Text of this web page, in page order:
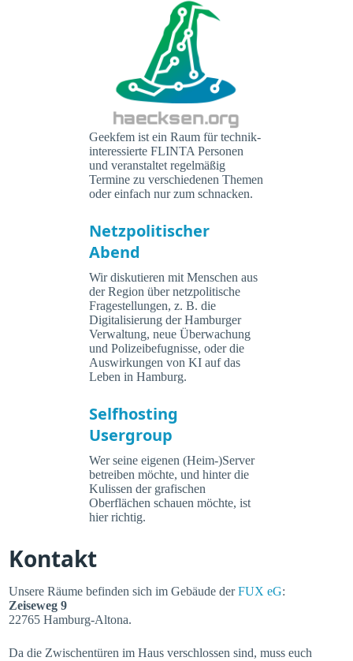
Geekfem ist ein Raum für technik-
interessierte FLINTA Personen
und veranstaltet regelmäßig
Termine zu verschiedenen Themen
oder einfach nur zum schnacken.
Netzpolitischer
Abend
Wir diskutieren mit Menschen aus
der Region über netzpolitische
Fragestellungen, z. B. die
Digitalisierung der Hamburger
Verwaltung, neue Überwachung
und Polizeibefugnisse, oder die
Auswirkungen von KI auf das
Leben in Hamburg.
Selfhosting
Usergroup
Wer seine eigenen (Heim-)Server
betreiben möchte, und hinter die
Kulissen der grafischen
Oberflächen schauen möchte, ist
hier richtig.
Kontakt
Unsere Räume befinden sich im Gebäude derFUX eG:
Zeiseweg 9
22765 Hamburg-Altona.
Da die Zwischentüren im Haus verschlossen sind, muss euch